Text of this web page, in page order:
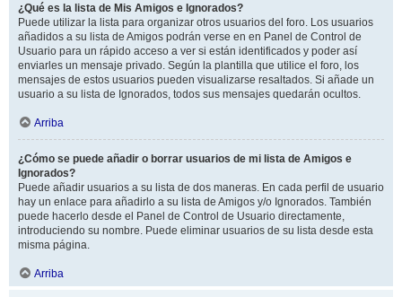
¿Qué es la lista de Mis Amigos e Ignorados?
Puede utilizar la lista para organizar otros usuarios del foro. Los usuarios
añadidos a su lista de Amigos podrán verse en en Panel de Control de
Usuario para un rápido acceso a ver si están identificados y poder así
enviarles un mensaje privado. Según la plantilla que utilice el foro, los
mensajes de estos usuarios pueden visualizarse resaltados. Si añade un
usuario a su lista de Ignorados, todos sus mensajes quedarán ocultos.
Arriba
¿Cómo se puede añadir o borrar usuarios de mi lista de Amigos e
Ignorados?
Puede añadir usuarios a su lista de dos maneras. En cada perfil de usuario
hay un enlace para añadirlo a su lista de Amigos y/o Ignorados. También
puede hacerlo desde el Panel de Control de Usuario directamente,
introduciendo su nombre. Puede eliminar usuarios de su lista desde esta
misma página.
Arriba